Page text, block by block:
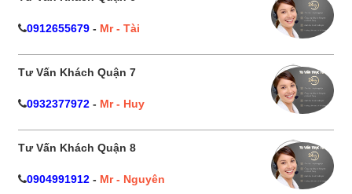
0912655679 - Mr - Tài
Tư Vấn Khách Quận 7
0932377972 - Mr - Huy
Tư Vấn Khách Quận 8
0904991912 - Mr - Nguyên